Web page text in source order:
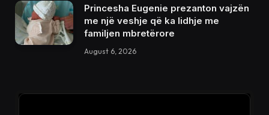
Princesha Eugenie prezanton vajzën
me një veshje që ka lidhje me
familjen mbretërore
August 6, 2026